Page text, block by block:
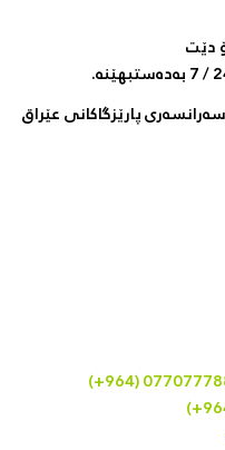
دێت
پارێزگاکانی عێراق
(+964)